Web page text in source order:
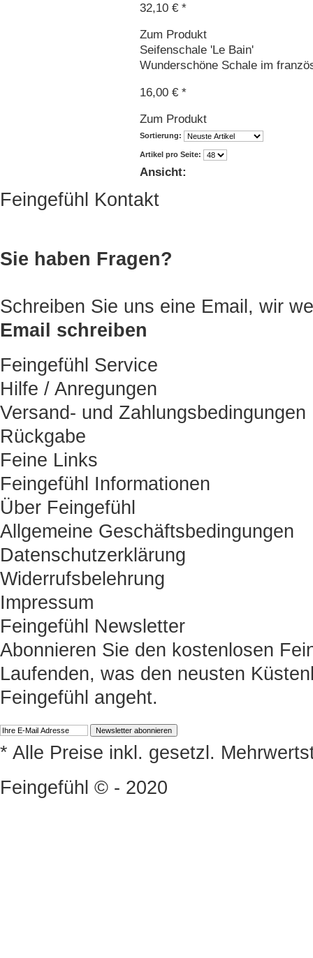
32,10 € *
Zum Produkt
Seifenschale 'Le Bain'
Wunderschöne Schale im
16,00 € *
Zum Produkt
Sortierung:
Artikel pro Seite:
Ansicht:
Feingefühl Kontakt
Sie haben Fragen?
Schreiben Sie uns eine Email, wir
Email schreiben
Feingefühl Service
Hilfe / Anregungen
Versand- und Zahlungsbedingungen
Rückgabe
Feine Links
Feingefühl Informationen
Über Feingefühl
Allgemeine Geschäftsbedingungen
Datenschutzerklärung
Widerrufsbelehrung
Impressum
Feingefühl Newsletter
Abonnieren Sie den kostenlosen
Laufenden, was den neusten
Feingefühl angeht.
* Alle Preise inkl. gesetzl.
Feingefühl © - 2020